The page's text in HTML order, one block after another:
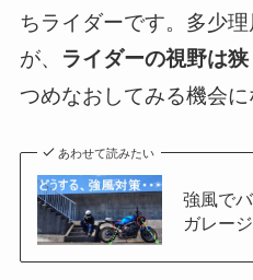
ちライダーです。多少
が、 ライダーの視野は
つめなおしてみる機会に
あわせて読みたい
強風で
ガレー